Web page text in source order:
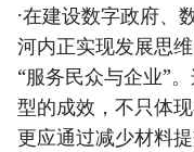
·在建设数字政府、
河内正实现发展思
“服务民众与企业”
型的成效，不只体
更应通过减少材料